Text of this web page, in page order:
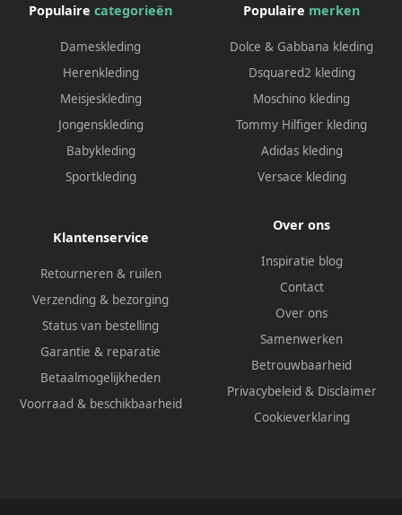
Populaire categorieën
Dameskleding
Herenkleding
Meisjeskleding
Jongenskleding
Babykleding
Sportkleding
Populaire merken
Dolce & Gabbana kleding
Dsquared2 kleding
Moschino kleding
Tommy Hilfiger kleding
Adidas kleding
Versace kleding
Klantenservice
Retourneren & ruilen
Verzending & bezorging
Status van bestelling
Garantie & reparatie
Betaalmogelijkheden
Voorraad & beschikbaarheid
Over ons
Inspiratie blog
Contact
Over ons
Samenwerken
Betrouwbaarheid
Privacybeleid & Disclaimer
Cookieverklaring